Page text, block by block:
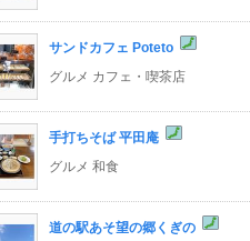
サンドカフェ Poteto
グルメ カフェ・喫茶店
手打ちそば 平田庵
グルメ 和食
道の駅あそ望の郷くぎの